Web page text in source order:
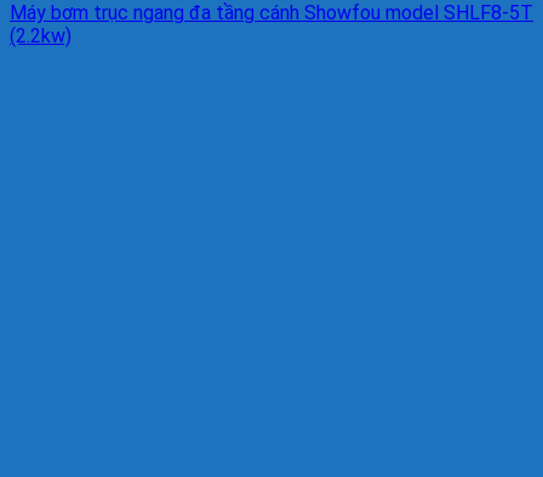
Máy bơm trục ngang đa tầng cánh Showfou model SHLF8-5T
(2.2kw)